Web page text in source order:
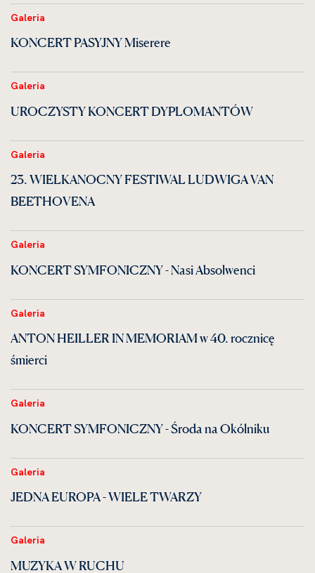
Galeria
KONCERT PASYJNY Miserere
Galeria
UROCZYSTY KONCERT DYPLOMANTÓW
Galeria
23. WIELKANOCNY FESTIWAL LUDWIGA VAN
BEETHOVENA
Galeria
KONCERT SYMFONICZNY - Nasi Absolwenci
Galeria
ANTON HEILLER IN MEMORIAM w 40. rocznicę
śmierci
Galeria
KONCERT SYMFONICZNY - Środa na Okólniku
Galeria
JEDNA EUROPA - WIELE TWARZY
Galeria
MUZYKA W RUCHU